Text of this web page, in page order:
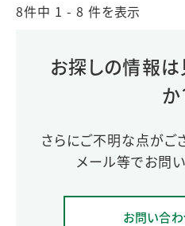
8件中 1 - 8 件を表示
お探しの情報
か
さらにご不明な点がご
メール等でお問
お問い合